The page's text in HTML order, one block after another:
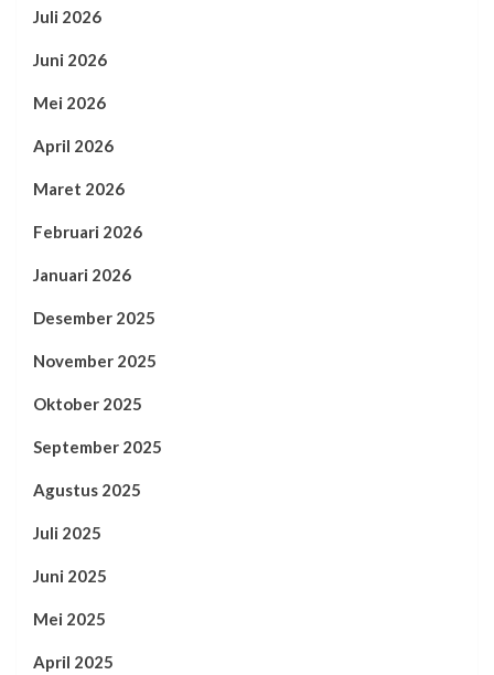
Juli 2026
Juni 2026
Mei 2026
April 2026
Maret 2026
Februari 2026
Januari 2026
Desember 2025
November 2025
Oktober 2025
September 2025
Agustus 2025
Juli 2025
Juni 2025
Mei 2025
April 2025